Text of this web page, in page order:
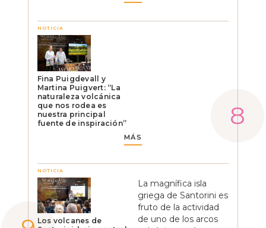
NOTICIA
Fina Puigdevall y
Martina Puigvert: “La
naturaleza volcánica
que nos rodea es
nuestra principal
fuente de inspiración”
MÁS
NOTICIA
Los volcanes de
La magnífica isla
griega de Santorini es
fruto de la actividad
de uno de los arcos